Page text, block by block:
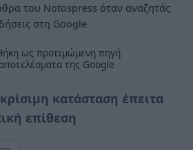
του Notospress όταν αναζητάς
στη Google
ως προτιμώμενη πηγή
της Google
κατάσταση έπειτα
επίθεση